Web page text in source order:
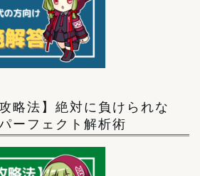
略法】絶対に負けられな
ーフェクト解析術